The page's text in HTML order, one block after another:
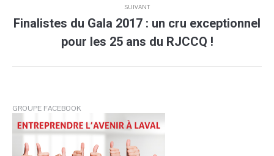
SUIVANT
suivant
Finalistes du Gala 2017 : un cru exceptionnel
pour les 25 ans du RJCCQ !
GROUPE FACEBOOK